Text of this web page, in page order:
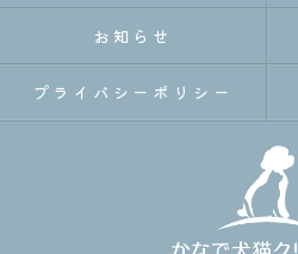
お知らせ
プライバシーポリシー